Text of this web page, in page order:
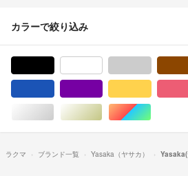
カラーで絞り込み
シルバー/銀色系ゴールド/金色系マルチカ
ラクマ ブランド一覧 Yasaka（ヤサカ） Yasaka(